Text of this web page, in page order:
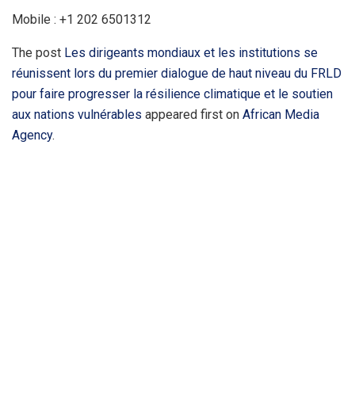
Mobile : +1 202 6501312
The post Les dirigeants mondiaux et les institutions se
réunissent lors du premier dialogue de haut niveau du FRLD
pour faire progresser la résilience climatique et le soutien
aux nations vulnérables appeared first on African Media
Agency.